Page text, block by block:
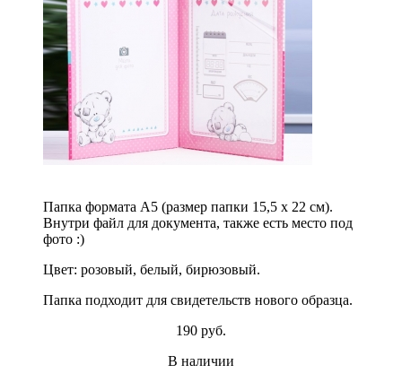
Папка формата А5 (размер папки 15,5 х 22 см).
Внутри файл для документа, также есть место под
фото :)
Цвет: розовый, белый, бирюзовый.
Папка подходит для свидетельств нового образца.
190 руб.
В наличии